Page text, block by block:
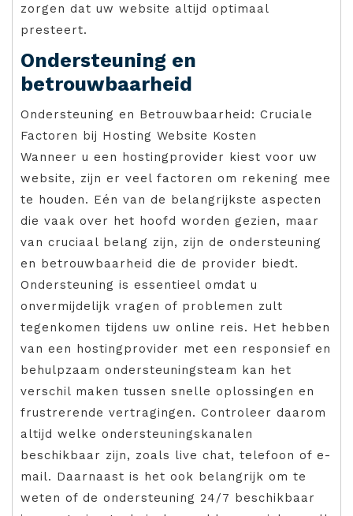
zorgen dat uw website altijd optimaal
presteert.
Ondersteuning en
betrouwbaarheid
Ondersteuning en Betrouwbaarheid: Cruciale
Factoren bij Hosting Website Kosten
Wanneer u een hostingprovider kiest voor uw
website, zijn er veel factoren om rekening mee
te houden. Eén van de belangrijkste aspecten
die vaak over het hoofd worden gezien, maar
van cruciaal belang zijn, zijn de ondersteuning
en betrouwbaarheid die de provider biedt.
Ondersteuning is essentieel omdat u
onvermijdelijk vragen of problemen zult
tegenkomen tijdens uw online reis. Het hebben
van een hostingprovider met een responsief en
behulpzaam ondersteuningsteam kan het
verschil maken tussen snelle oplossingen en
frustrerende vertragingen. Controleer daarom
altijd welke ondersteuningskanalen
beschikbaar zijn, zoals live chat, telefoon of e-
mail. Daarnaast is het ook belangrijk om te
weten of de ondersteuning 24/7 beschikbaar